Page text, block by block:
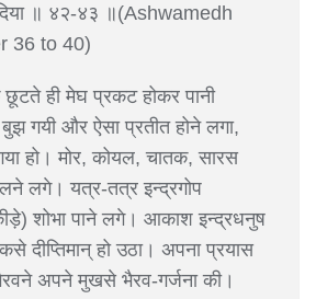
॥ ४२-४३ ॥(Ashwamedh
36 to 40)
ही मेघ प्रकट होकर पानी
गयी और ऐसा प्रतीत होने लगा,
हो। मोर, कोयल, चातक, सारस
लगे। यत्र-तत्र इन्द्रगोप
शोभा पाने लगे। आकाश इन्द्रधनुष
दीप्तिमान् हो उठा। अपना प्रयास
अपने मुखसे भैरव-गर्जना की।